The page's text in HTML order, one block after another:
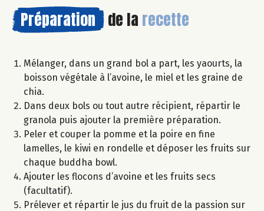
Préparation de la recette
Mélanger, dans un grand bol a part, les yaourts, la
boisson végétale à l’avoine, le miel et les graine de
chia.
Dans deux bols ou tout autre récipient, répartir le
granola puis ajouter la première préparation.
Peler et couper la pomme et la poire en fine
lamelles, le kiwi en rondelle et déposer les fruits sur
chaque buddha bowl.
Ajouter les flocons d’avoine et les fruits secs
(facultatif).
Prélever et répartir le jus du fruit de la passion sur